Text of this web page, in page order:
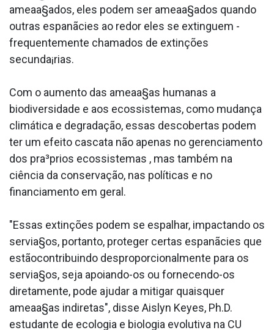
ameaa§ados, eles podem ser ameaa§ados quando
outras espanãcies ao redor eles se extinguem -
frequentemente chamados de extinções
secunda¡rias.
Com o aumento das ameaa§as humanas a
biodiversidade e aos ecossistemas, como mudança
climática e degradação, essas descobertas podem
ter um efeito cascata não apenas no gerenciamento
dos pra³prios ecossistemas , mas também na
ciência da conservação, nas políticas e no
financiamento em geral.
"Essas extinções podem se espalhar, impactando os
servia§os, portanto, proteger certas espanãcies que
estãocontribuindo desproporcionalmente para os
servia§os, seja apoiando-os ou fornecendo-os
diretamente, pode ajudar a mitigar quaisquer
ameaa§as indiretas", disse Aislyn Keyes, Ph.D.
estudante de ecologia e biologia evolutiva na CU